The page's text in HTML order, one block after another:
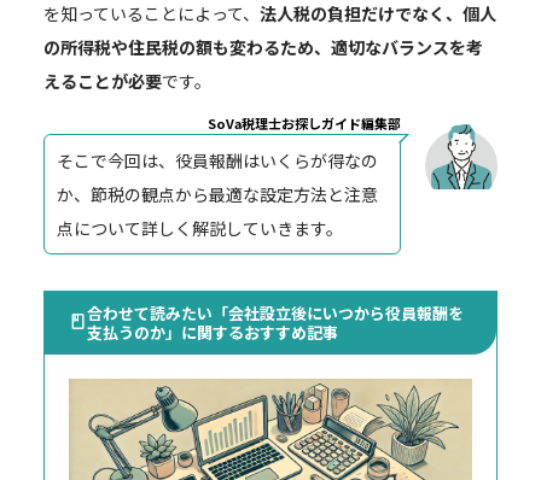
を知っていることによって、 法人税の負担だけでなく、個人
の所得税や住民税の額も変わるため、適切なバランスを考
えることが必要です。
SoVa税理士お探しガイド編集部
そこで今回は、役員報酬はいくらが得なの
か、節税の観点から最適な設定方法と注意
点について詳しく解説していきます。
合わせて読みたい「会社設立後にいつから役員報酬を
支払うのか」に関するおすすめ記事